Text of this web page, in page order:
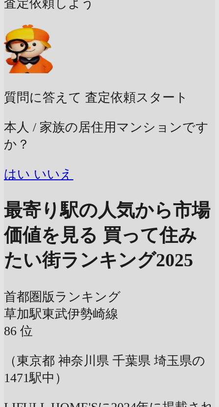
査定依頼しよう
質問に答えて 査定依頼スタート
本人 / 家族の居住用マンションです
か？
はい いいえ
最寄り駅の人気から市場
価値を見る 買って住み
たい街ランキング2025
首都圏版ランキング
草加駅東武伊勢崎線
86 位
（東京都 神奈川県 千葉県 埼玉県の
1471駅中）